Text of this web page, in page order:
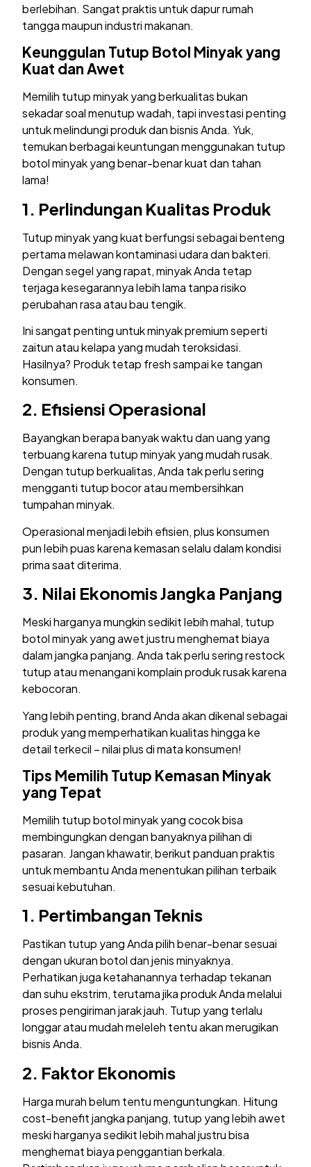
berlebihan. Sangat praktis untuk dapur rumah
tangga maupun industri makanan.
Keunggulan Tutup Botol Minyak yang
Kuat dan Awet
Memilih tutup minyak yang berkualitas bukan
sekadar soal menutup wadah, tapi investasi penting
untuk melindungi produk dan bisnis Anda. Yuk,
temukan berbagai keuntungan menggunakan tutup
botol minyak yang benar-benar kuat dan tahan
lama!
1. Perlindungan Kualitas Produk
Tutup minyak yang kuat berfungsi sebagai benteng
pertama melawan kontaminasi udara dan bakteri.
Dengan segel yang rapat, minyak Anda tetap
terjaga kesegarannya lebih lama tanpa risiko
perubahan rasa atau bau tengik.
Ini sangat penting untuk minyak premium seperti
zaitun atau kelapa yang mudah teroksidasi.
Hasilnya? Produk tetap fresh sampai ke tangan
konsumen.
2. Efisiensi Operasional
Bayangkan berapa banyak waktu dan uang yang
terbuang karena tutup minyak yang mudah rusak.
Dengan tutup berkualitas, Anda tak perlu sering
mengganti tutup bocor atau membersihkan
tumpahan minyak.
Operasional menjadi lebih efisien, plus konsumen
pun lebih puas karena kemasan selalu dalam kondisi
prima saat diterima.
3. Nilai Ekonomis Jangka Panjang
Meski harganya mungkin sedikit lebih mahal, tutup
botol minyak yang awet justru menghemat biaya
dalam jangka panjang. Anda tak perlu sering restock
tutup atau menangani komplain produk rusak karena
kebocoran.
Yang lebih penting, brand Anda akan dikenal sebagai
produk yang memperhatikan kualitas hingga ke
detail terkecil – nilai plus di mata konsumen!
Tips Memilih Tutup Kemasan Minyak
yang Tepat
Memilih tutup botol minyak yang cocok bisa
membingungkan dengan banyaknya pilihan di
pasaran. Jangan khawatir, berikut panduan praktis
untuk membantu Anda menentukan pilihan terbaik
sesuai kebutuhan.
1. Pertimbangan Teknis
Pastikan tutup yang Anda pilih benar-benar sesuai
dengan ukuran botol dan jenis minyaknya.
Perhatikan juga ketahanannya terhadap tekanan
dan suhu ekstrim, terutama jika produk Anda melalui
proses pengiriman jarak jauh. Tutup yang terlalu
longgar atau mudah meleleh tentu akan merugikan
bisnis Anda.
2. Faktor Ekonomis
Harga murah belum tentu menguntungkan. Hitung
cost-benefit jangka panjang, tutup yang lebih awet
meski harganya sedikit lebih mahal justru bisa
menghemat biaya penggantian berkala.